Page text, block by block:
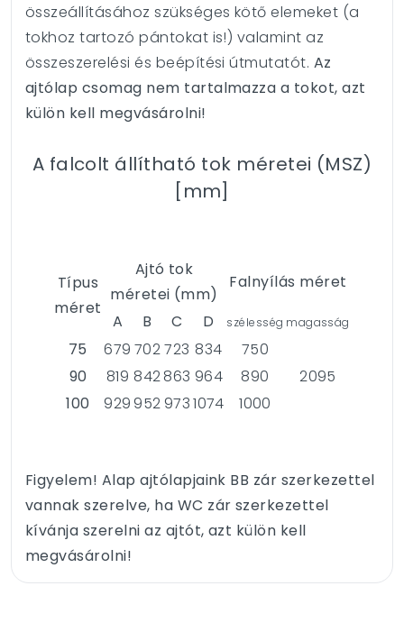
összeállításához szükséges kötő elemeket (a
tokhoz tartozó pántokat is!) valamint az
összeszerelési és beépítési útmutatót. Az
ajtólap csomag nem tartalmazza a tokot, azt
külön kell megvásárolni!
A falcolt állítható tok méretei (MSZ)
[mm]
Típus
méret
Ajtó tok
méretei (mm)
Falnyílás méret
A
B C D szélesség magasság
75 679 702723 834
750
2095
90 819 842863 964
890
100
929 952 9731074 1000
Figyelem! Alap ajtólapjaink BB zár szerkezettel
vannak szerelve, ha WC zár szerkezettel
kívánja szerelni az ajtót, azt külön kell
megvásárolni!